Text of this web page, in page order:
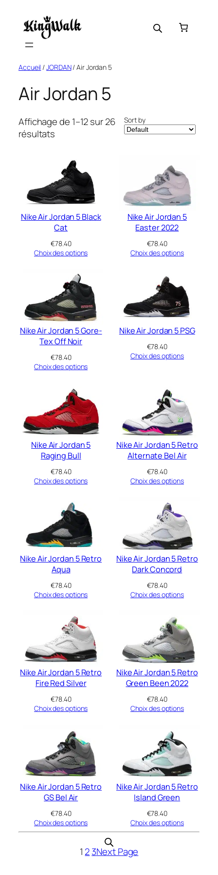
content
Accueil /JORDAN/ Air Jordan 5
Air Jordan 5
Affichage de 1–12 sur 26
résultats
Sort by
Nike Air Jordan 5 Black
Cat
€78.40
Choix des options
Nike Air Jordan 5
Easter 2022
€78.40
Choix des options
Nike Air Jordan 5 Gore-
Tex Off Noir
€78.40
Choix des options
Nike Air Jordan 5 PSG
€78.40
Choix des options
Nike Air Jordan 5
Raging Bull
€78.40
Choix des options
Nike Air Jordan 5 Retro
Alternate Bel Air
€78.40
Choix des options
Nike Air Jordan 5 Retro
Aqua
€78.40
Choix des options
Nike Air Jordan 5 Retro
Dark Concord
€78.40
Choix des options
Nike Air Jordan 5 Retro
Fire Red Silver
€78.40
Choix des options
Nike Air Jordan 5 Retro
Green Been 2022
€78.40
Choix des options
Nike Air Jordan 5 Retro
GS Bel Air
€78.40
Choix des options
Nike Air Jordan 5 Retro
Island Green
€78.40
Choix des options
1 23Next Page